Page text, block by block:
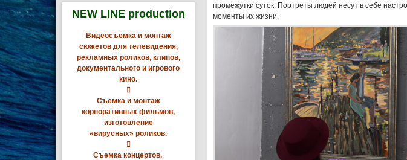
NEW LINE production
Видеосъемка и монтаж
сюжетов для телевидения,
рекламных роликов, клипов,
документального и игрового
кино.

Съемка и монтаж
корпоративных фильмов,
изготовление
«вирусных» роликов.

Съемка концертов,
промежутки суток. Портреты людей несут в себе
моменты их жизни.